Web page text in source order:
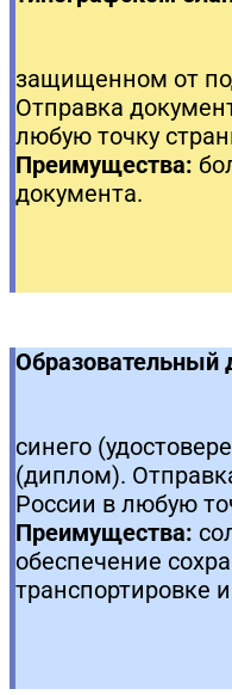
защищенном от
Отправка
любую точку
Преимущества:
документа.
Образовательный
синего
(диплом).
России в любую
Преимущества:
обеспечение
транспортировке